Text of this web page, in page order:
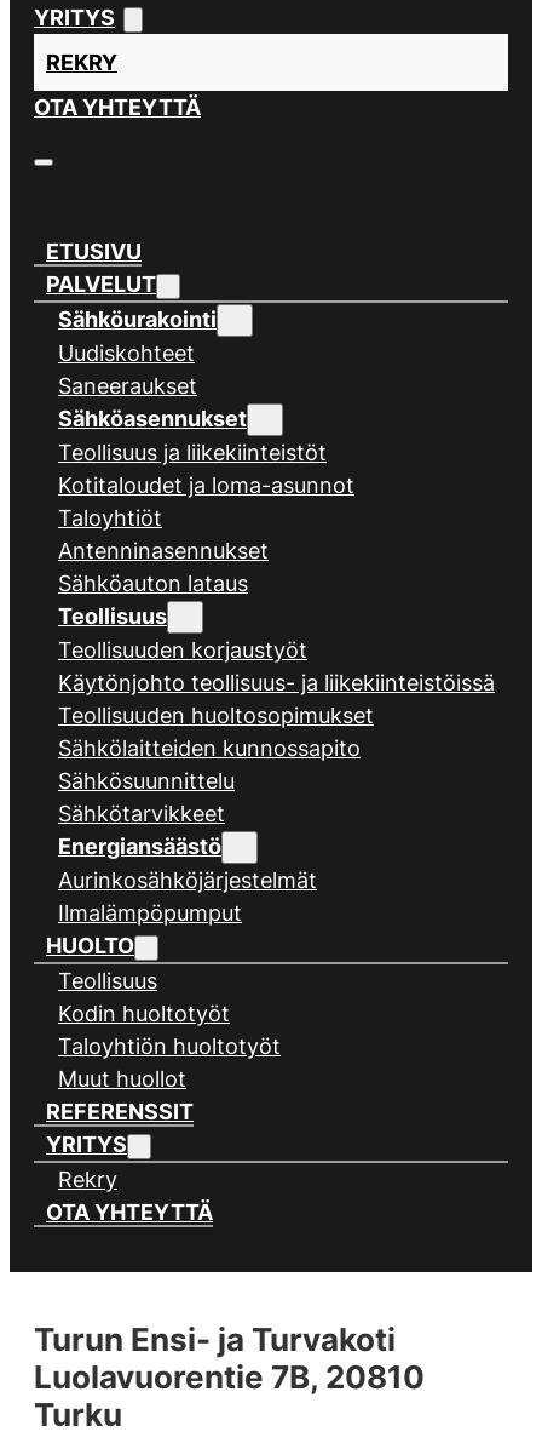
YRITYS
REKRY
OTA YHTEYTTÄ
ETUSIVU
PALVELUT
Sähköurakointi
Uudiskohteet
Saneeraukset
Sähköasennukset
Teollisuus ja liikekiinteistöt
Kotitaloudet ja loma-asunnot
Taloyhtiöt
Antenninasennukset
Sähköauton lataus
Teollisuus
Teollisuuden korjaustyöt
Käytönjohto teollisuus- ja liikekiinteistöissä
Teollisuuden huoltosopimukset
Sähkölaitteiden kunnossapito
Sähkösuunnittelu
Sähkötarvikkeet
Energiansäästö
Aurinkosähköjärjestelmät
Ilmalämpöpumput
HUOLTO
Teollisuus
Kodin huoltotyöt
Taloyhtiön huoltotyöt
Muut huollot
REFERENSSIT
YRITYS
Rekry
OTA YHTEYTTÄ
Turun Ensi- ja Turvakoti
Luolavuorentie 7B, 20810
Turku